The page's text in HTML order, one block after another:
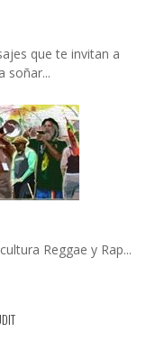
que te invitan a
soñar...
Reggae y Rap...